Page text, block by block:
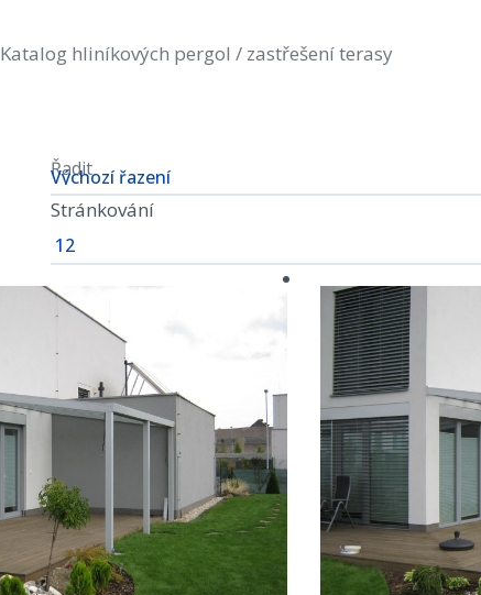
Katalog hliníkových pergol / zastřešení terasy
Řadit
Stránkování